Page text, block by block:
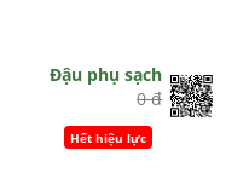
Đậu phụ sạch
0 đ
Hết hiệu lực